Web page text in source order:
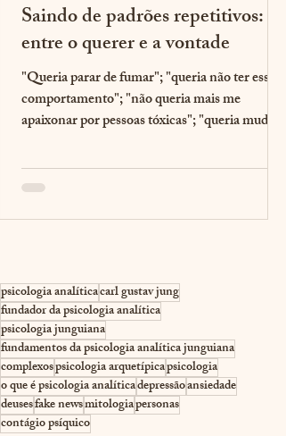
Saindo de padrões repetitivos:
entre o querer e a vontade
"Queria parar de fumar"; "queria não ter esse
comportamento"; "não queria mais me
apaixonar por pessoas tóxicas"; "queria mudar
psicologia analíticacarl gustav jung
fundador da psicologia analítica
psicologia junguiana
fundamentos da psicologia analítica junguiana
complexospsicologia arquetípicapsicologia
o que é psicologia analíticadepressãoansiedade
deusesfake newsmitologiapersonas
contágio psíquico